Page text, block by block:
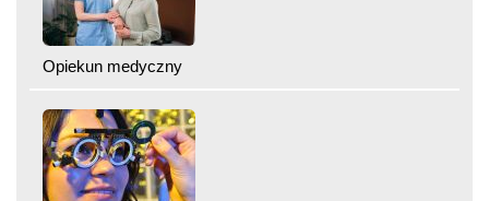
Opiekun medyczny